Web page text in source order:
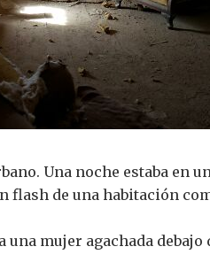
Una noche estaba en
flash de una habitación
mujer agachada debajo